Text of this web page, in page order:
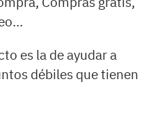
es la de ayudar a
débiles que tienen